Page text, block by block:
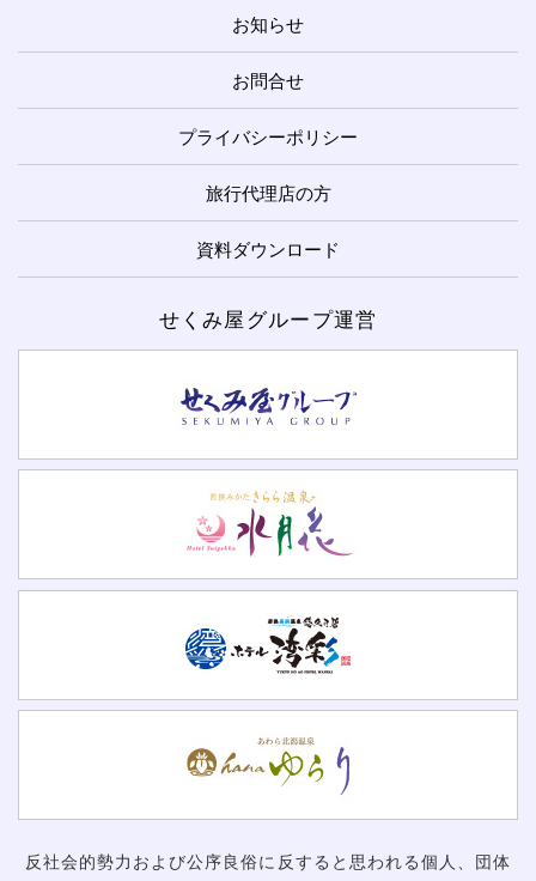
お知らせ
お問合せ
プライバシーポリシー
旅行代理店の方
資料ダウンロード
せくみ屋グループ運営
反社会的勢力および公序良俗に反すると思われる個人、団体